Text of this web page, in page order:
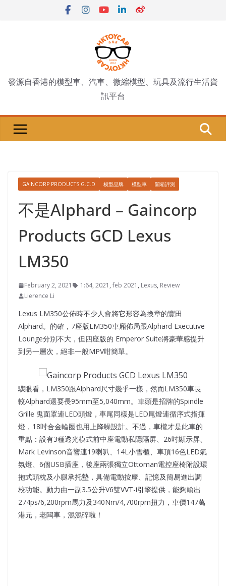
發源自香港的模型車、汽車、微縮模型、玩具及流行生活資
訊平台
GAINCORP PRODUCTS G.C.D 模型品牌 模型車 開箱評測
不是Alphard – Gaincorp
Products GCD Lexus
LM350
February 2, 2021 1:64, 2021 , feb 2021 , Lexus, Review
Lierence Li
Lexus LM350公佈時不少人會將它形容為換章的豐田
Alphard。的確，7座版LM350車廂佈局跟Alphard Executive
Lounge分別不大，但四座版的 Emperor Suite將豪華感提升
到另一層次，絕非一般MPV咁簡單。
驟眼看，LM350跟Alphard尺寸幾乎一樣，然而LM350車長
較Alphard還要長95mm至5,040mm。車頭是招牌的Spindle
Grille 鬼面罩連LED頭燈，車尾同樣是LED尾燈連循序式指揮
燈，18吋合金輪圈也用上降噪設計。不過，車櫳才是此車的
重點：設有3種透光模式前中座電動私隱隔屏、26吋顯示屏、
Mark Levinson音響連19喇叭、14L小雪櫃、車頂16色LED氣
氛燈、6個USB插座，後座兩張獨立Ottoman電控座椅附設環
抱式頭枕及小腿承托墊，具備電動按摩、記憶及簡易進出調
校功能。動力由一副3.5公升V6雙VVT-i引擎提供，能夠輸出
274ps/6,200rpm馬力及340Nm/4,700rpm扭力，車價147萬
港元，老闆車，濕濕碎啦！